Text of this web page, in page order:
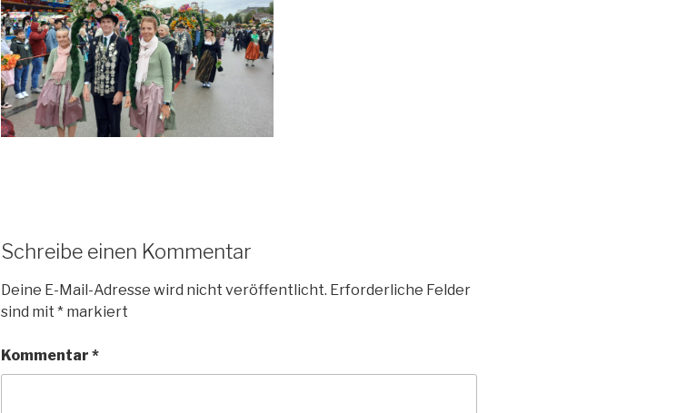
Schreibe einen Kommentar
Deine E-Mail-Adresse wird nicht veröffentlicht. Erforderliche Felder
sind mit * markiert
Kommentar *